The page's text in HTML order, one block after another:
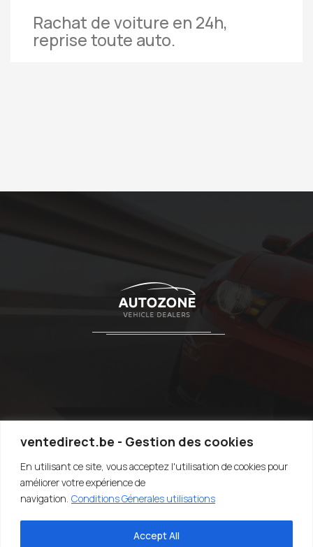
ventedirect.be - Gestion des cookies
En utilisant ce site, vous acceptez l'utilisation de cookies pour
améliorer votre expérience de
navigation. Conditions Génerales utilisations
Accept All
Rachat de voiture en 24h,
reprise toute auto.
TOP
©2020-2022 VENTEDIRECT.BE - VENDRE SA VOITURE RAPIDEMENT -